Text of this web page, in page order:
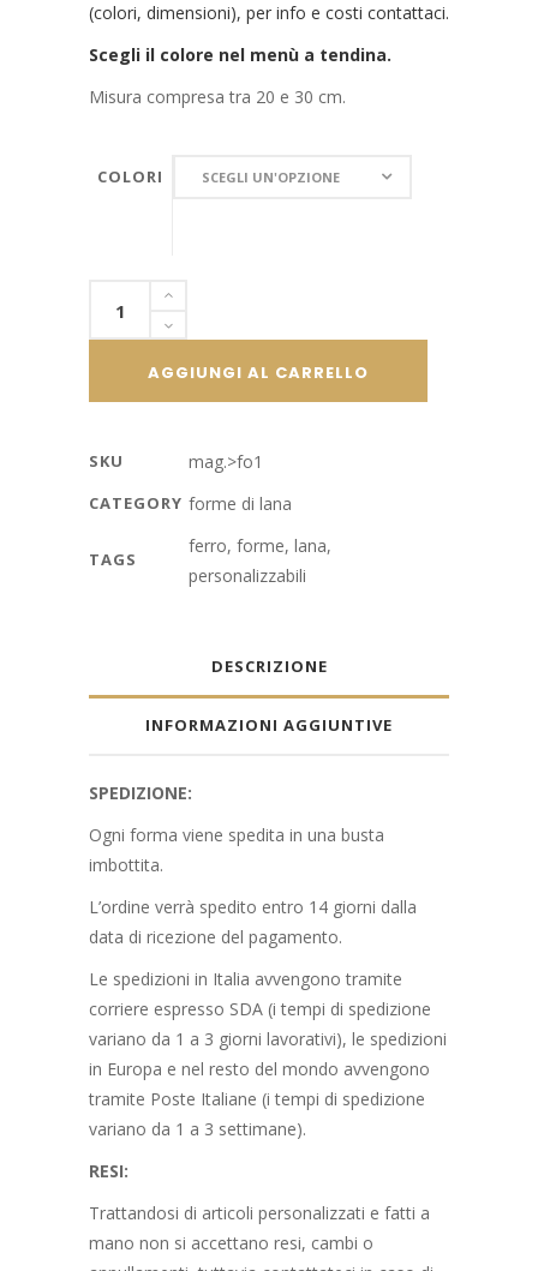
(colori, dimensioni), per info e costi contattaci.
Scegli il colore nel menù a tendina.
Misura compresa tra 20 e 30 cm.
COLORI SCEGLI UN'OPZIONE
COLORI
lana,
personalizzabile
AGGIUNGI AL CARRELLO
SKU mag.>fo1
CATEGORY forme di lana
TAGS
ferro, forme, lana,
personalizzabili
DESCRIZIONE
INFORMAZIONI AGGIUNTIVE
SPEDIZIONE:
Ogni forma viene spedita in una busta
imbottita.
L’ordine verrà spedito entro 14 giorni dalla
data di ricezione del pagamento.
Le spedizioni in Italia avvengono tramite
corriere espresso SDA (i tempi di spedizione
variano da 1 a 3 giorni lavorativi), le spedizioni
in Europa e nel resto del mondo avvengono
tramite Poste Italiane (i tempi di spedizione
variano da 1 a 3 settimane).
RESI:
Trattandosi di articoli personalizzati e fatti a
mano non si accettano resi, cambi o